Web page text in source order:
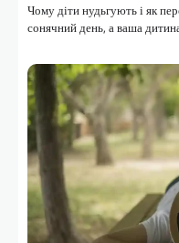
Чому діти нудьгують і як
сонячний день, а ваша